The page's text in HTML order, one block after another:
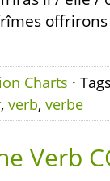
Charts ·
, verb, verbe
Verb